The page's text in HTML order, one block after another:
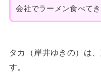
会社でラーメン食べてき
タカ（岸井ゆきの）は
す。